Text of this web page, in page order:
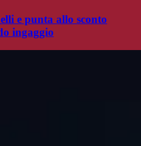
e punta allo sconto
ingaggio